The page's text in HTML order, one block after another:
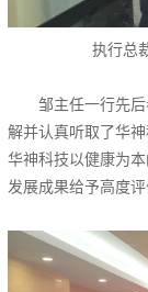
执行总
邹主任一行先
解并认真听取了华
华神科技以健康为
发展成果给予高度评